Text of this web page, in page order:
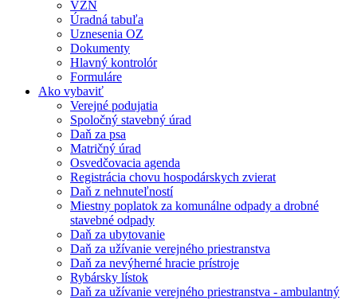
VZN
Úradná tabuľa
Uznesenia OZ
Dokumenty
Hlavný kontrolór
Formuláre
Ako vybaviť
Verejné podujatia
Spoločný stavebný úrad
Daň za psa
Matričný úrad
Osvedčovacia agenda
Registrácia chovu hospodárskych zvierat
Daň z nehnuteľností
Miestny poplatok za komunálne odpady a drobné
stavebné odpady
Daň za ubytovanie
Daň za užívanie verejného priestranstva
Daň za nevýherné hracie prístroje
Rybársky lístok
Daň za užívanie verejného priestranstva - ambulantný